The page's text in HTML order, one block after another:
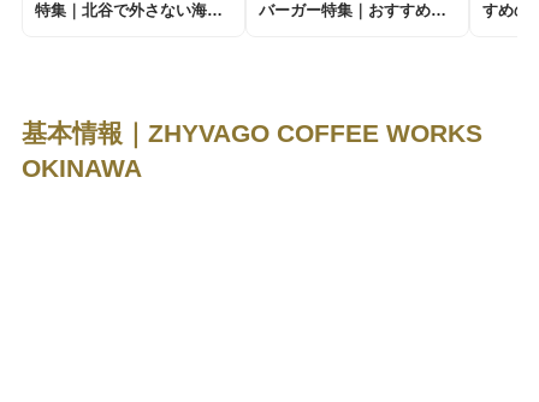
特集｜北谷で外さない海・
バーガー特集｜おすすめの
すめの
基本情報｜ZHYVAGO COFFEE WORKS
OKINAWA